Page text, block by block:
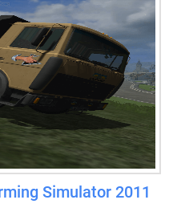
Simulator 2011